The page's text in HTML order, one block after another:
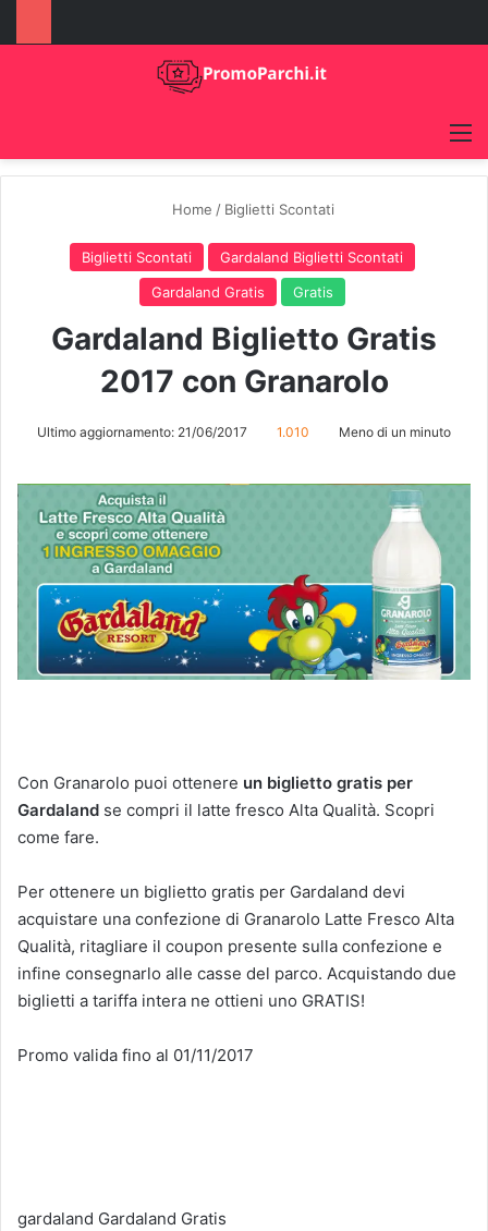
Home / Biglietti Scontati
Biglietti Scontati
Gardaland Biglietti Scontati
Gardaland Gratis
Gratis
Gardaland Biglietto Gratis
2017 con Granarolo
Ultimo aggiornamento: 21/06/2017 1.010 Meno di un minuto
Con Granarolo puoi ottenere un biglietto gratis per
Gardaland se compri il latte fresco Alta Qualità. Scopri
come fare.
Per ottenere un biglietto gratis per Gardaland devi
acquistare una confezione di Granarolo Latte Fresco Alta
Qualità, ritagliare il coupon presente sulla confezione e
infine consegnarlo alle casse del parco. Acquistando due
biglietti a tariffa intera ne ottieni uno GRATIS!
Promo valida fino al 01/11/2017
gardaland Gardaland Gratis